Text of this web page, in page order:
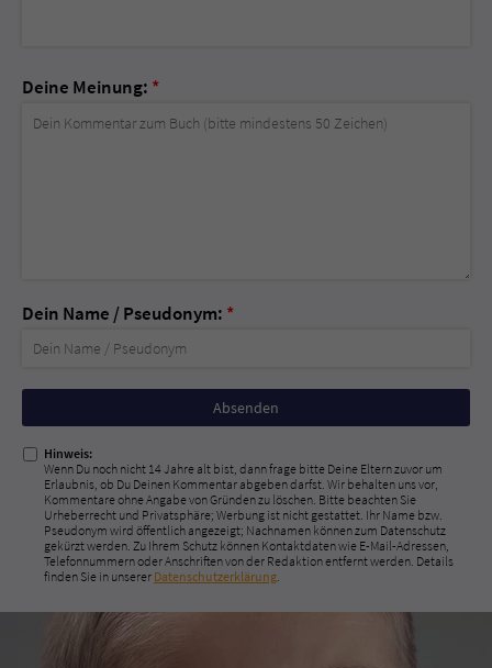
Deine Meinung: *
Dein Name / Pseudonym: *
Nicht
ausfüllen!
Hinweis:
Wenn Du noch nicht 14 Jahre alt bist, dann frage bitte Deine Eltern zuvor um
Erlaubnis, ob Du Deinen Kommentar abgeben darfst. Wir behalten uns vor,
Kommentare ohne Angabe von Gründen zu löschen. Bitte beachten Sie
Urheberrecht und Privatsphäre; Werbung ist nicht gestattet. Ihr Name bzw.
Pseudonym wird öffentlich angezeigt; Nachnamen können zum Datenschutz
gekürzt werden. Zu Ihrem Schutz können Kontaktdaten wie E-Mail-Adressen,
Telefonnummern oder Anschriften von der Redaktion entfernt werden. Details
finden Sie in unserer Datenschutzerklärung.